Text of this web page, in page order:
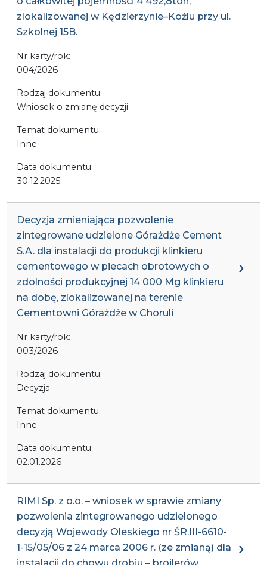
zlokalizowanej w Kędzierzynie–Koźlu przy ul.
Szkolnej 15B.
Nr karty/rok:
004/2026
Rodzaj dokumentu:
Wniosek o zmianę decyzji
Temat dokumentu:
Inne
Data dokumentu:
30.12.2025
Decyzja zmieniająca pozwolenie
zintegrowane udzielone Górażdże Cement
S.A. dla instalacji do produkcji klinkieru
cementowego w piecach obrotowych o
zdolności produkcyjnej 14 000 Mg klinkieru
na dobę, zlokalizowanej na terenie
Cementowni Górażdże w Choruli
Nr karty/rok:
003/2026
Rodzaj dokumentu:
Decyzja
Temat dokumentu:
Inne
Data dokumentu:
02.01.2026
RIMI Sp. z o.o. – wniosek w sprawie zmiany
pozwolenia zintegrowanego udzielonego
decyzją Wojewody Oleskiego nr ŚR.III-6610-
1-15/05/06 z 24 marca 2006 r. (ze zmianą) dla